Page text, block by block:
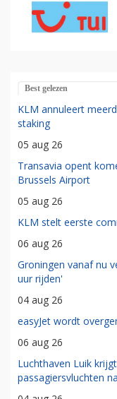
Best gelezen
KLM annuleert
staking
05 aug 26
Transavia opent
Brussels Airport
05 aug 26
KLM stelt eerste
06 aug 26
Groningen vanaf nu
uur rijden'
04 aug 26
easyJet wordt
06 aug 26
Luchthaven Luik
passagiersvluchten